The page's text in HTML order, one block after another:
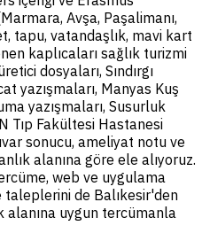
Avşa, Paşalimanı,
tapu, vatandaşlık, mavi kart
kaplıcaları sağlık turizmi
dosyaları, Sındırgı
yazışmaları, Manyas Kuş
yazışmaları, Susurluk
Tıp Fakültesi Hastanesi
sonucu, ameliyat notu ve
alanına göre ele alıyoruz.
web ve uygulama
de Balıkesir'den
alanına uygun tercümanla